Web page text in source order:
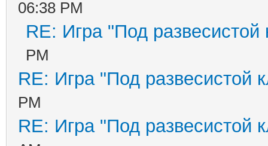
06:38 PM
RE: Игра "Под развесистой
PM
RE: Игра "Под развесистой
PM
RE: Игра "Под развесистой